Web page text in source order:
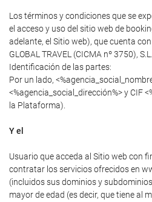
Los términos y condiciones que se
el acceso y uso del sitio web de
adelante, el Sitio web), que cuenta
GLOBAL TRAVEL (CICMA nº 3750),
Identificación de las partes:
Por un lado,
<%agencia_social_dirección%> y CIF
la Plataforma).
Y el
Usuario que acceda al Sitio web con
contratar los servicios ofrecidos en
(incluidos sus dominios y
mayor de edad (es decir, que tiene al